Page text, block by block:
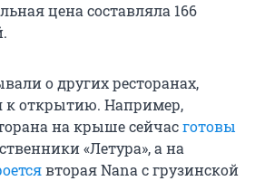
цена составляла 166
о других ресторанах,
к открытию. Например,
на крыше сейчасготовы
«Летура», а на
вторая Nana с грузинской